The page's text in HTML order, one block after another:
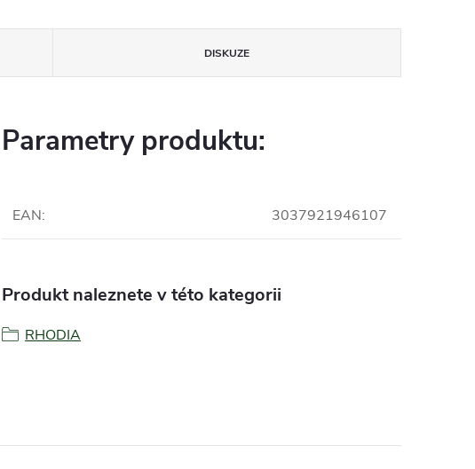
DISKUZE
Parametry produktu:
EAN: 3037921946107
Produkt naleznete v této kategorii
RHODIA